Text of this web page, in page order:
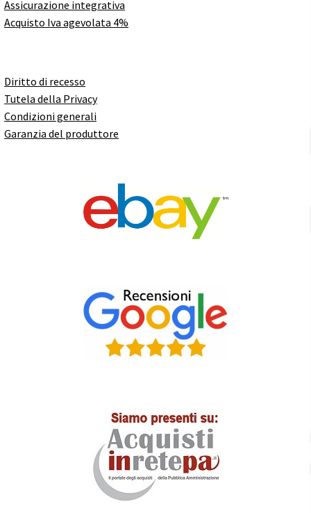
Assicurazione integrativa
Acquisto Iva agevolata 4%
Diritto di recesso
Tutela della Privacy
Condizioni generali
Garanzia del produttore